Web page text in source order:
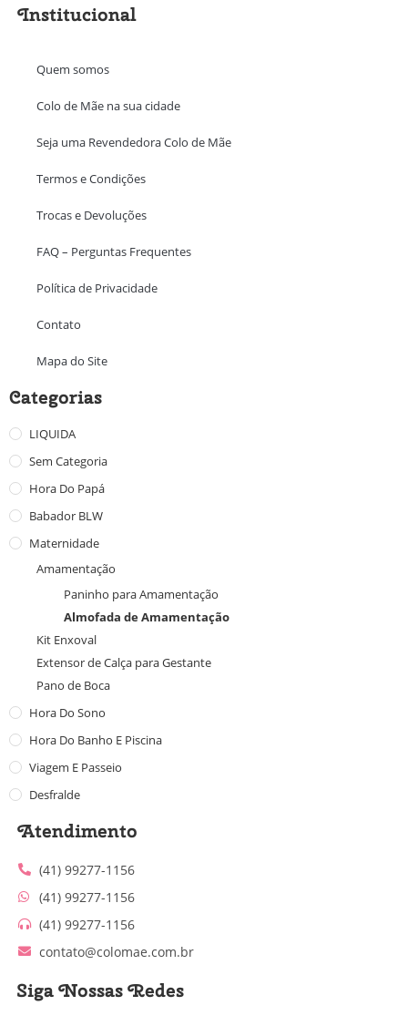
Institucional
Quem somos
Colo de Mãe na sua cidade
Seja uma Revendedora Colo de Mãe
Termos e Condições
Trocas e Devoluções
FAQ – Perguntas Frequentes
Política de Privacidade
Contato
Mapa do Site
Categorias
LIQUIDA
Sem Categoria
Hora Do Papá
Babador BLW
Maternidade
Amamentação
Paninho para Amamentação
Almofada de Amamentação
Kit Enxoval
Extensor de Calça para Gestante
Pano de Boca
Hora Do Sono
Hora Do Banho E Piscina
Viagem E Passeio
Desfralde
Atendimento
(41) 99277-1156
(41) 99277-1156
(41) 99277-1156
contato@colomae.com.br
Siga Nossas Redes